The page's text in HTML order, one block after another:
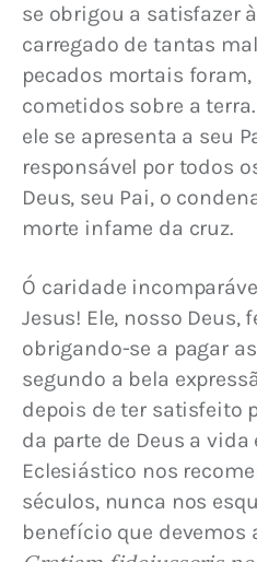
se obrigou a satisfazer
carregado de tantas
pecados mortais foram,
cometidos sobre a
ele se apresenta a seu
responsável por todos
Deus, seu Pai, o
morte infame da cruz.
Ó caridade
Jesus! Ele, nosso Deus,
obrigando-se a pagar
segundo a bela
depois de ter satisfeito
da parte de Deus a vida
Eclesiástico nos
séculos, nunca nos
benefício que devemos